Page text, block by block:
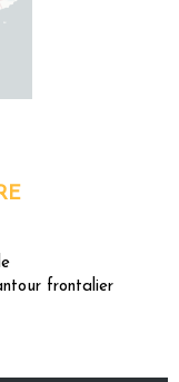
frontalier